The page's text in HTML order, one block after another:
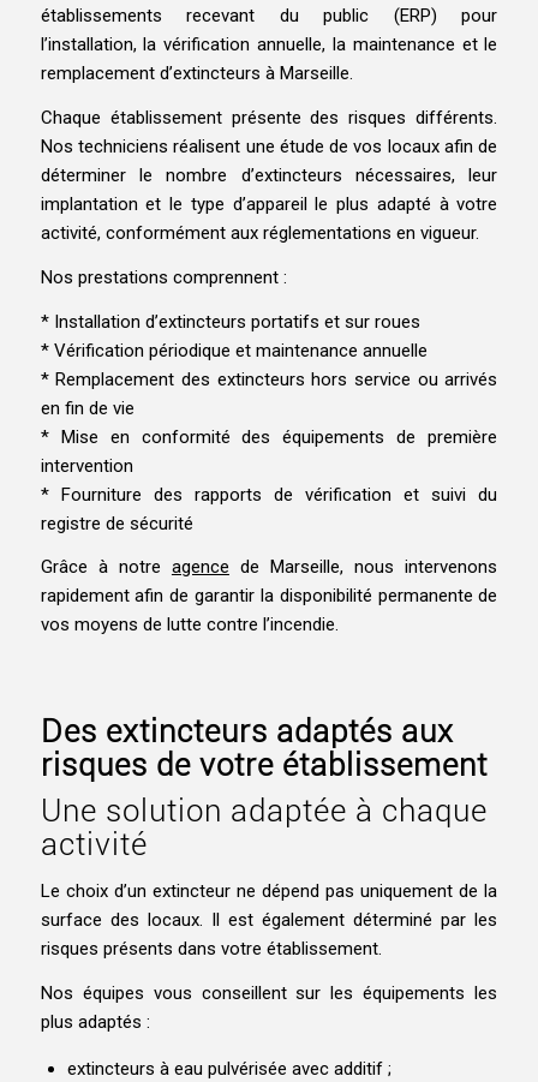
établissements recevant du public (ERP) pour
l’installation, la vérification annuelle, la maintenance et le
remplacement d’extincteurs à Marseille.
Chaque établissement présente des risques différents.
Nos techniciens réalisent une étude de vos locaux afin de
déterminer le nombre d’extincteurs nécessaires, leur
implantation et le type d’appareil le plus adapté à votre
activité, conformément aux réglementations en vigueur.
Nos prestations comprennent :
* Installation d’extincteurs portatifs et sur roues
* Vérification périodique et maintenance annuelle
* Remplacement des extincteurs hors service ou arrivés
en fin de vie
* Mise en conformité des équipements de première
intervention
* Fourniture des rapports de vérification et suivi du
registre de sécurité
Grâce à notre agence de Marseille, nous intervenons
rapidement afin de garantir la disponibilité permanente de
vos moyens de lutte contre l’incendie.
Des extincteurs adaptés aux
risques de votre établissement
Une solution adaptée à chaque
activité
Le choix d’un extincteur ne dépend pas uniquement de la
surface des locaux. Il est également déterminé par les
risques présents dans votre établissement.
Nos équipes vous conseillent sur les équipements les
plus adaptés :
extincteurs à eau pulvérisée avec additif ;